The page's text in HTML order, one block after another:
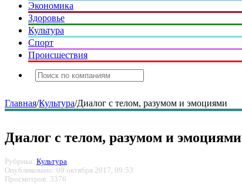
Экономика
Здоровье
Культура
Спорт
Происшествия
Главная/Культура/Диалог с телом, разумом и эмоциями
Диалог с телом, разумом и эмоциями
Рубрика: Культура
Опубликовано: 09 октября 2017, 09:53
Просмотров: 3376